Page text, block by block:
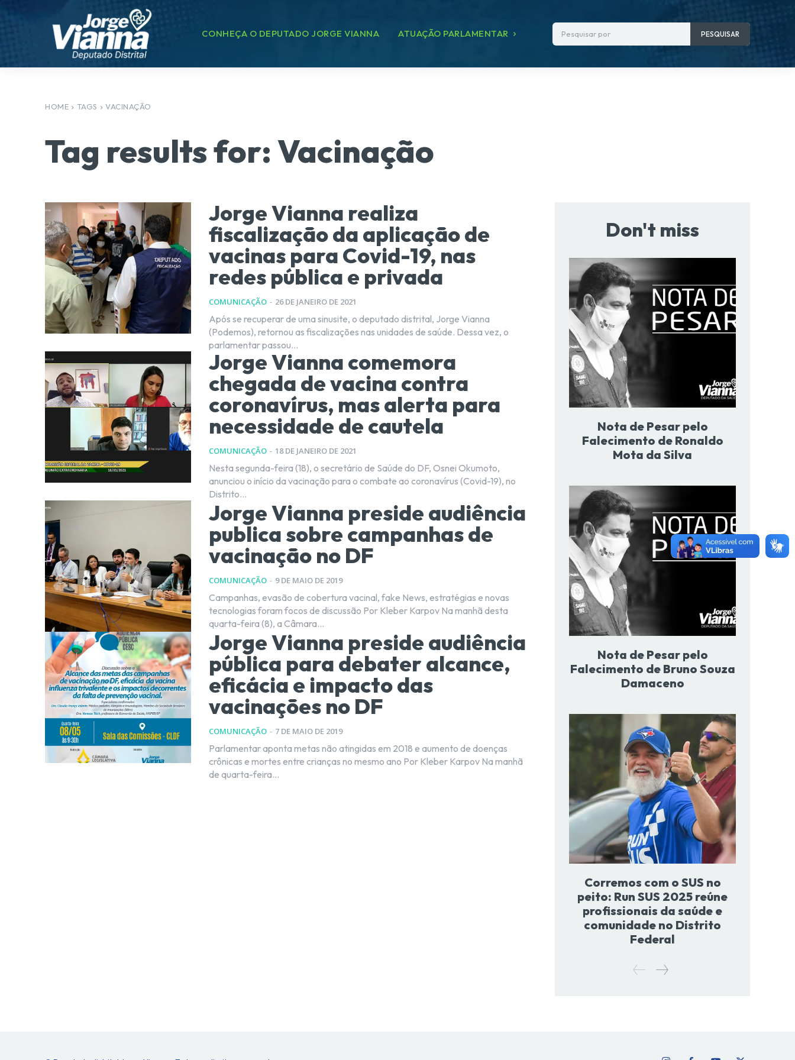
CONHEÇA O DEPUTADO JORGE VIANNA ATUAÇÃO PARLAMENTAR Pesquisar por PESQUISAR
HOME TAGS VACINAÇÃO
Tag results for:Vacinação
Jorge Vianna realiza
fiscalização da aplicação de
vacinas para Covid-19, nas
redes pública e privada
COMUNICAÇÃO - 26 DE JANEIRO DE 2021
Após se recuperar de uma sinusite, o deputado distrital, Jorge Vianna
(Podemos), retornou as fiscalizações nas unidades de saúde. Dessa vez, o
parlamentar passou...
Jorge Vianna comemora
chegada de vacina contra
coronavírus, mas alerta para
necessidade de cautela
COMUNICAÇÃO - 18 DE JANEIRO DE 2021
Nesta segunda-feira (18), o secretário de Saúde do DF, Osnei Okumoto,
anunciou o início da vacinação para o combate ao coronavírus (Covid-19), no
Distrito...
Jorge Vianna preside audiência
publica sobre campanhas de
vacinação no DF
COMUNICAÇÃO - 9 DE MAIO DE 2019
Campanhas, evasão de cobertura vacinal, fake News, estratégias e novas
tecnologias foram focos de discussão Por Kleber Karpov Na manhã desta
quarta-feira (8), a Câmara...
Jorge Vianna preside audiência
pública para debater alcance,
eficácia e impacto das
vacinações no DF
COMUNICAÇÃO - 7 DE MAIO DE 2019
Parlamentar aponta metas não atingidas em 2018 e aumento de doenças
crônicas e mortes entre crianças no mesmo ano Por Kleber Karpov Na manhã
de quarta-feira...
Don't miss
Nota de Pesar pelo
Falecimento de Ronaldo
Mota da Silva
Nota de Pesar pelo
Falecimento de Bruno Souza
Damaceno
Corremos com o SUS no
peito: Run SUS 2025 reúne
profissionais da saúde e
comunidade no Distrito
Federal